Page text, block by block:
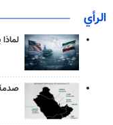
الرأي
صدمة